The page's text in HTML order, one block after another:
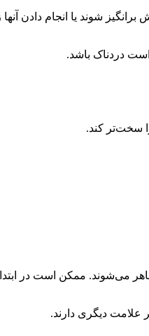
شوند یا انجام دادن آنها
دردناک باشد.
سخت‌تر کند.
ظاهر می‌شوند. ممکن است در
علامت دیگری دارند.